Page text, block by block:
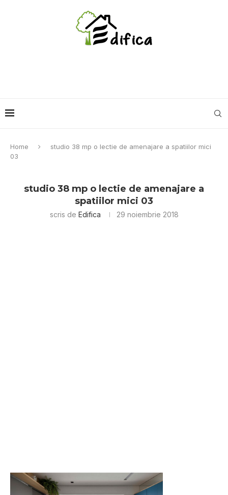
Home
studio 38 mp o lectie de amenajare a spatiilor mici
03
studio 38 mp o lectie de amenajare a
spatiilor mici 03
scris de Edifica 29 noiembrie 2018